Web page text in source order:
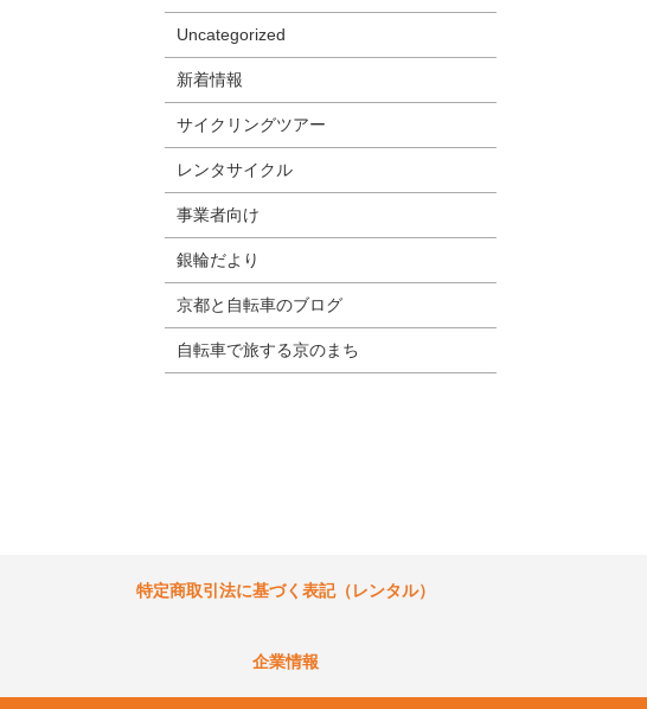
Uncategorized
新着情報
サイクリングツアー
レンタサイクル
事業者向け
銀輪だより
京都と自転車のブログ
自転車で旅する京のまち
特定商取引法に基づく表記（レンタル）
企業情報